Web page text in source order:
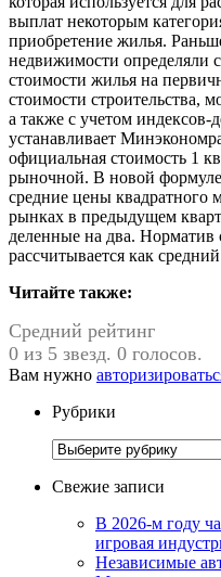
выплат некоторым
приобретение жилья.
недвижимости определяли
стоимости жилья на
стоимости строительства,
а также с учетом индексов-
устанавливает
официальная стоимость 1
рыночной. В новой формуле
средние цены квадратного
рынках в предыдущем
деленные на два. Норматив
рассчитывается как
Читайте также:
Средний рейтинг
0 из 5 звезд. 0 голосов.
Вам нужно
Рубрики
Рубрики
Свежие записи
В 2026-м году
игровая
Независимые